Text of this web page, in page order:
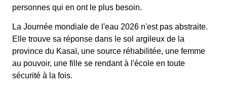
personnes qui en ont le plus besoin.
La Journée mondiale de l'eau 2026 n'est pas abstraite.
Elle trouve sa réponse dans le sol argileux de la
province du Kasaï, une source réhabilitée, une femme
au pouvoir, une fille se rendant à l'école en toute
sécurité à la fois.